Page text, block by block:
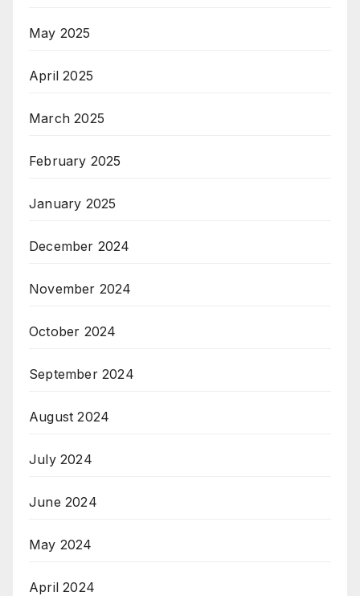
May 2025
April 2025
March 2025
February 2025
January 2025
December 2024
November 2024
October 2024
September 2024
August 2024
July 2024
June 2024
May 2024
April 2024